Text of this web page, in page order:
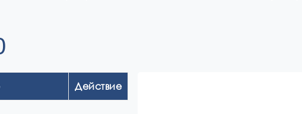
Действие